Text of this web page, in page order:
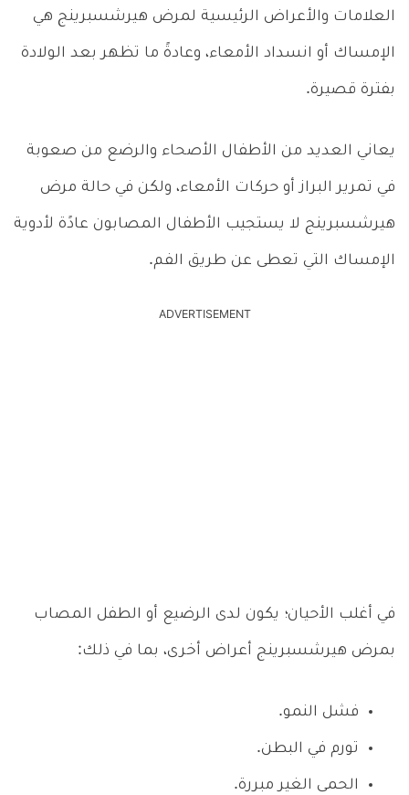
العلامات والأعراض الرئيسية لمرض هيرشسبرينج هي
الإمساك أو انسداد الأمعاء، وعادةً ما تظهر بعد الولادة
بفترة قصيرة.
يعاني العديد من الأطفال الأصحاء والرضع من صعوبة
في تمرير البراز أو حركات الأمعاء، ولكن في حالة مرض
هيرشسبرينج لا يستجيب الأطفال المصابون عادًة لأدوية
الإمساك التي تعطى عن طريق الفم.
ADVERTISEMENT
في أغلب الأحيان؛ يكون لدى الرضيع أو الطفل المصاب
بمرض هيرشسبرينج أعراض أخرى، بما في ذلك:
فشل النمو.
تورم في البطن.
الحمى الغير مبررة.